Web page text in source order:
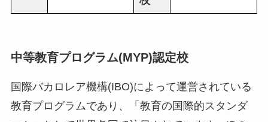
中等教育プログラム(MYP)認定校
国際バカロレア機構(IBO)によって運営されている
教育プログラムであり、「教育の国際的スタンダ